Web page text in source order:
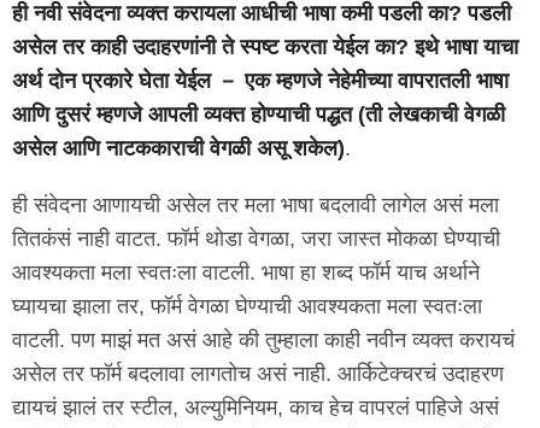
ही नवी संवेदना व्यक्त करायला आधीची भाषा कमी पडली का? पडली
असेल तर काही उदाहरणांनी ते स्पष्ट करता येईल का? इथे भाषा याचा
अर्थ दोन प्रकारे घेता येईल － एक म्हणजे नेहेमीच्या वापरातली भाषा
आणि दुसरं म्हणजे आपली व्यक्त होण्याची पद्धत (ती लेखकाची वेगळी
असेल आणि नाटककाराची वेगळी असू शकेल).
ही संवेदना आणायची असेल तर मला भाषा बदलावी लागेल असं मला
तितकंसं नाही वाटत. फॉर्म थोडा वेगळा, जरा जास्त मोकळा घेण्याची
आवश्यकता मला स्वतःला वाटली. भाषा हा शब्द फॉर्म याच अर्थाने
घ्यायचा झाला तर, फॉर्म वेगळा घेण्याची आवश्यकता मला स्वतःला
वाटली. पण माझं मत असं आहे की तुम्हाला काही नवीन व्यक्त करायचं
असेल तर फॉर्म बदलावा लागतोच असं नाही. आर्किटेक्चरचं उदाहरण
द्यायचं झालं तर स्टील, अल्युमिनियम, काच हेच वापरलं पाहिजे असं